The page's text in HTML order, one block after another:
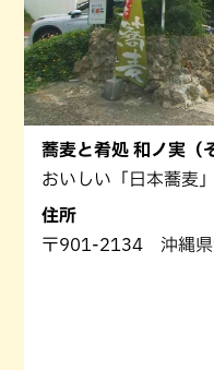
蕎麦と肴処 和ノ実（
おいしい「日本蕎麦
住所
〒901-2134 沖縄県